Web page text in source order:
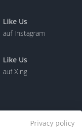
Like Us
auf Instagram
Like Us
auf Xing
Privacy policy